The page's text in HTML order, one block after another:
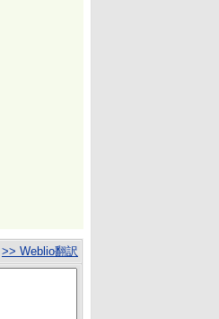
>> Weblio翻訳